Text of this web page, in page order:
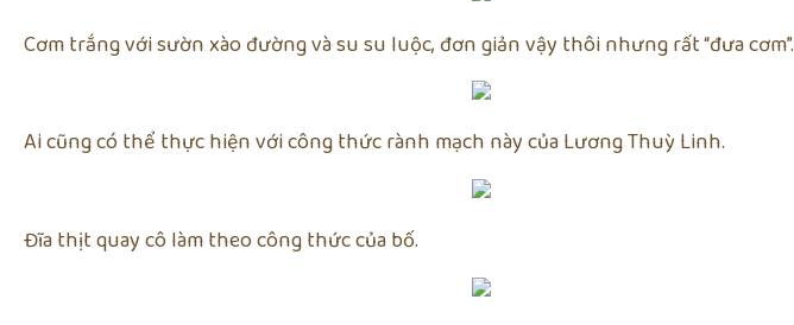
Cơm trắng với sườn xào đường và su su luộc, đơn giản vậy thôi nhưng rất “đưa cơm”.
Ai cũng có thể thực hiện với công thức rành mạch này của Lương Thuỳ Linh.
Đĩa thịt quay cô làm theo công thức của bố.